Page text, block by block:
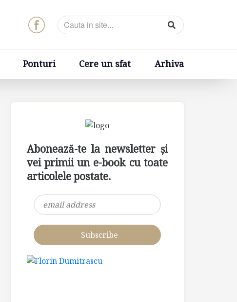
Ponturi Cere un sfat Arhiva
Abonează-te la newsletter și
vei primii un e-book cu toate
articolele postate.